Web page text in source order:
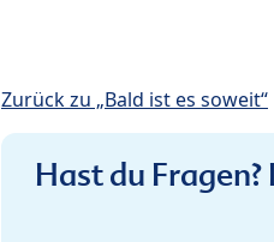
Zurück zu „Bald ist es soweit“
Hast du